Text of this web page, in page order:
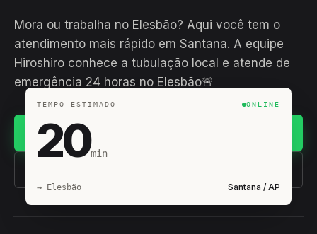
Mora ou trabalha no Elesbão? Aqui você tem o
atendimento mais rápido em Santana. A equipe
Hiroshiro conhece a tubulação local e atende de
emergência 24 horas no Elesbão🚨
(11) 93407-8838
TEMPO ESTIMADO ONLINE
20min
→ Elesbão Santana / AP